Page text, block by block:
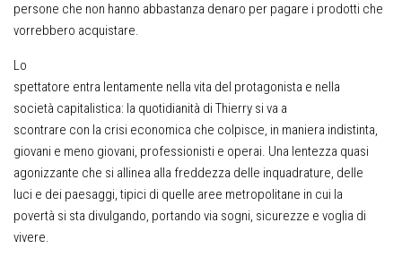
persone che non hanno abbastanza denaro per pagare i prodotti che
vorrebbero acquistare.
Lo
spettatore entra lentamente nella vita del protagonista e nella
società capitalistica: la quotidianità di Thierry si va a
scontrare con la crisi economica che colpisce, in maniera indistinta,
giovani e meno giovani, professionisti e operai. Una lentezza quasi
agonizzante che si allinea alla freddezza delle inquadrature, delle
luci e dei paesaggi, tipici di quelle aree metropolitane in cui la
povertà si sta divulgando, portando via sogni, sicurezze e voglia di
vivere.